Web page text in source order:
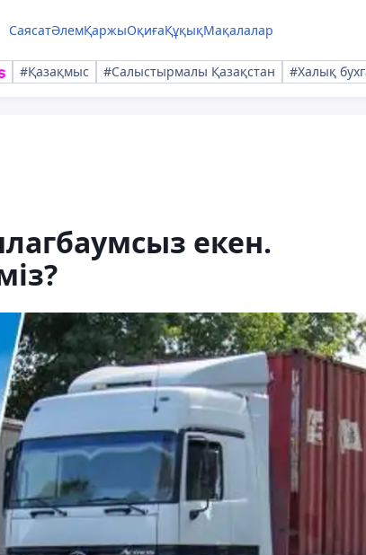
СаясатӘлемҚаржыОқиғаҚұқықМақалалар
#Қазақмыс #Салыстырмалы Қазақстан #Халық
екен.